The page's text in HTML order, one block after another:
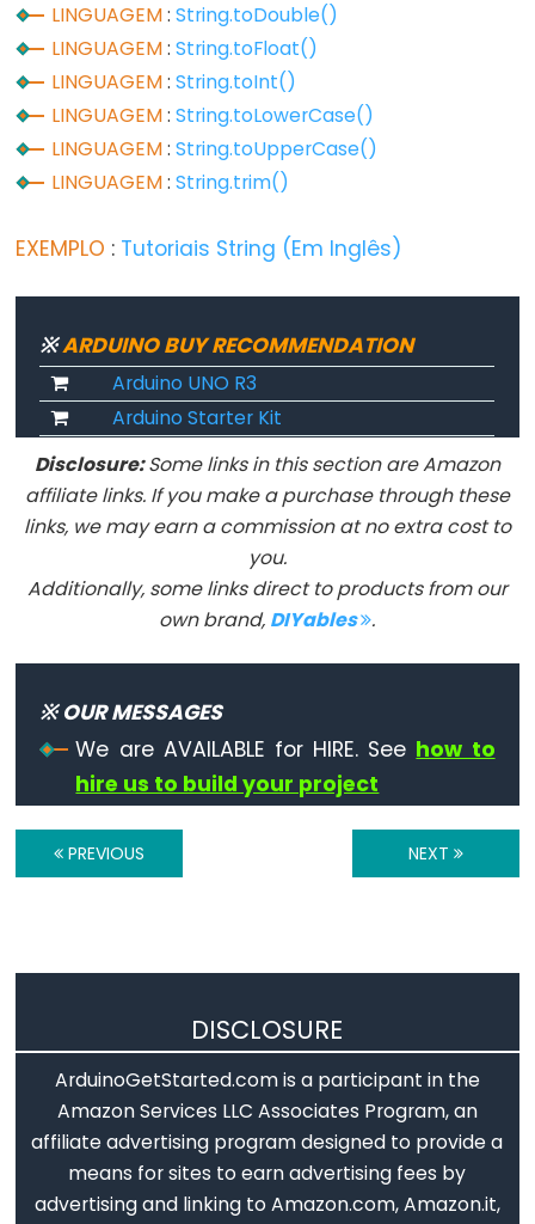
analogRead()
analogWrite()
IO
pulseIn()
pulseInLong()
shiftIn()
shiftOut()
tone()
Serial
Serial.available()
Serial.availableForWrite()
Serial.begin()
Serial.end()
Serial.find()
Serial.findUntil()
Serial.parseInt()
Serial.peek()
Serial.print()
Serial.println()
Serial.read()
LINGUAGEM:String.toDouble()
LINGUAGEM:String.toFloat()
LINGUAGEM:String.toInt()
LINGUAGEM:String.toLowerCase()
LINGUAGEM:String.toUpperCase()
LINGUAGEM:String.trim()
EXEMPLO : Tutoriais String (Em Inglês)
※ARDUINO BUY RECOMMENDATION
Arduino UNO R3
Arduino Starter Kit
Disclosure:Some links in this section are Amazon
affiliate links. If you make a purchase through these
links, we may earn a commission at no extra cost to
you.
Additionally, some links direct to products from our
own brand, DIYables .
※ OUR MESSAGES
We are AVAILABLE for HIRE. See how to
hire us to build your project
PREVIOUS NEXT
DISCLOSURE
ArduinoGetStarted.com is a participant in the
Amazon Services LLC Associates Program, an
affiliate advertising program designed to provide a
means for sites to earn advertising fees by
advertising and linking to Amazon.com, Amazon.it,